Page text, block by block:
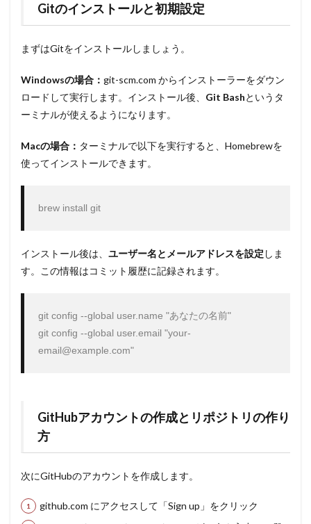
Gitのインストールと初期設定
まずはGitをインストールしましょう。
Windowsの場合： git-scm.com からインストーラーをダウン
ロードして実行します。インストール後、 Git Bashというタ
ーミナルが使えるようになります。
Macの場合： ターミナルで以下を実行すると、Homebrewを
使ってインストールできます。
brew install git
インストール後は、 ユーザー名とメールアドレスを設定 しま
す。この情報はコミット履歴に記録されます。
git config --global user.name "あなたの名前"
git config --global user.email "your-
email@example.com"
GitHubアカウントの作成とリポジトリの作り
方
次にGitHubのアカウントを作成します。
github.com にアクセスして「Sign up」をクリック